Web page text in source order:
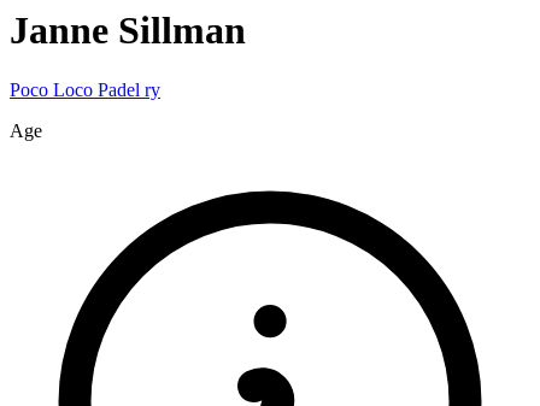
Janne Sillman
Poco Loco Padel ry
Age